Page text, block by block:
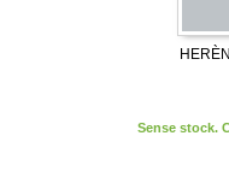
Sense stock.